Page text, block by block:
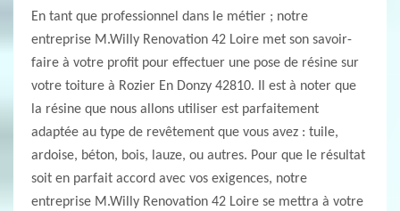
En tant que professionnel dans le métier ; notre
entreprise M.Willy Renovation 42 Loire met son savoir-
faire à votre profit pour effectuer une pose de résine sur
votre toiture à Rozier En Donzy 42810. Il est à noter que
la résine que nous allons utiliser est parfaitement
adaptée au type de revêtement que vous avez : tuile,
ardoise, béton, bois, lauze, ou autres. Pour que le résultat
soit en parfait accord avec vos exigences, notre
entreprise M.Willy Renovation 42 Loire se mettra à votre